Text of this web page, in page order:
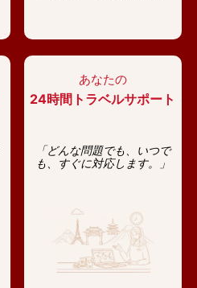
あなたの
24時間トラベルサポート
「どんな問題でも、いつで
も、すぐに対応します。」